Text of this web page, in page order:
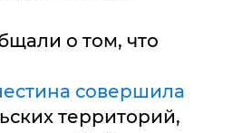
о том, что
совершила
территорий,